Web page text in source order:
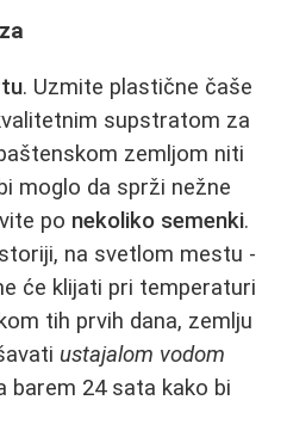
. Uzmite plastične čaše
supstratom za
zemljom niti
moglo da sprži nežne
po nekoliko semenki.
na svetlom mestu -
će klijati pri temperaturi
tih prvih dana, zemlju
ustajalom vodom
barem 24 sata kako bi